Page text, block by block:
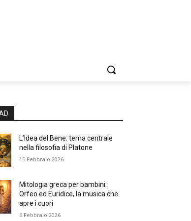
L’Idea del Bene: tema centrale
nella filosofia di Platone
15 Febbraio 2026
Mitologia greca per bambini:
Orfeo ed Euridice, la musica che
apre i cuori
6 Febbraio 2026